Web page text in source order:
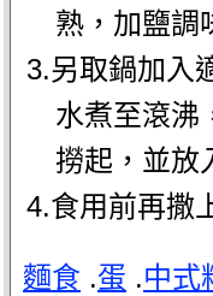
熟，加鹽調
3.另取鍋加入
水煮至滾沸
撈起，並放
4.食用前再撒
麵食 .蛋 .中式